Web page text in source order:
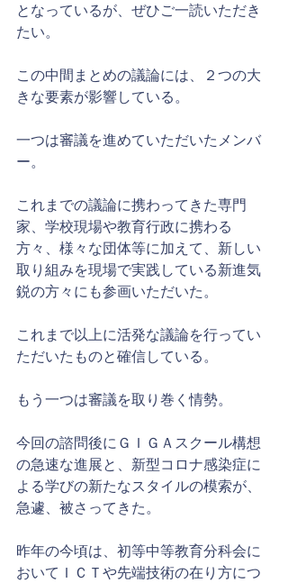
となっているが、ぜひご一読いただき
たい。
この中間まとめの議論には、２つの大
きな要素が影響している。
一つは審議を進めていただいたメンバ
ー。
これまでの議論に携わってきた専門
家、学校現場や教育行政に携わる
方々、様々な団体等に加えて、新しい
取り組みを現場で実践している新進気
鋭の方々にも参画いただいた。
これまで以上に活発な議論を行ってい
ただいたものと確信している。
もう一つは審議を取り巻く情勢。
今回の諮問後にＧＩＧＡスクール構想
の急速な進展と、新型コロナ感染症に
よる学びの新たなスタイルの模索が、
急遽、被さってきた。
昨年の今頃は、初等中等教育分科会に
おいてＩＣＴや先端技術の在り方につ